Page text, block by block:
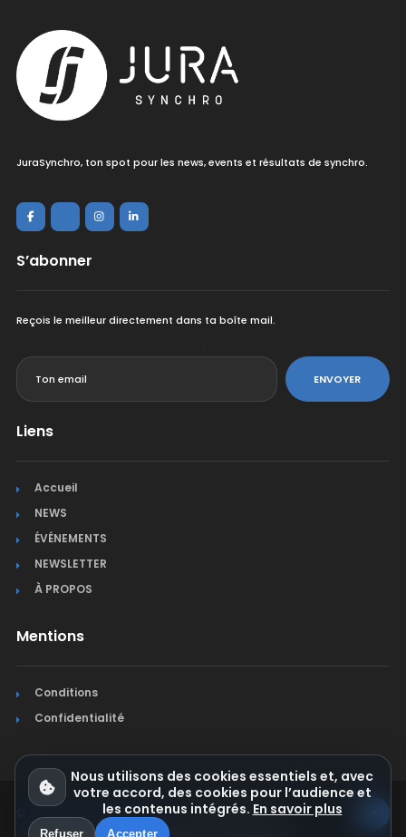
JuraSynchro, ton spot pour les news, events et résultats de synchro.
S’abonner
Reçois le meilleur directement dans ta boîte mail.
ENVOYER
Liens
Accueil
NEWS
ÉVÉNEMENTS
NEWSLETTER
À PROPOS
Mentions
Conditions
Confidentialité
© Jura Synchro 2015-2026. Tous droits réservés.
Nous utilisons des cookies essentiels et, avec
votre accord, des cookies pour l’audience et
les contenus intégrés. En savoir plus
Refuser Accepter